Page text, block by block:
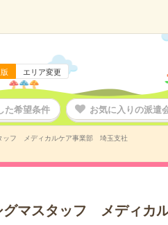
エリア変更
た希望条件 お気に入りの派遣
ッフ メディカルケア事業部 埼玉支社
グマスタッフ メディカ